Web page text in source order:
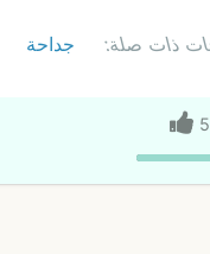
ذات صلة: جداحة
5